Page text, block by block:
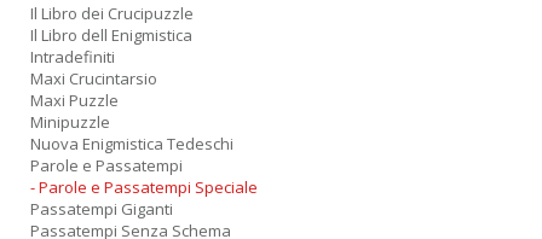
Il Libro dei Crucipuzzle
Il Libro dell Enigmistica
Intradefiniti
Maxi Crucintarsio
Maxi Puzzle
Minipuzzle
Nuova Enigmistica Tedeschi
Parole e Passatempi
- Parole e Passatempi Speciale
Passatempi Giganti
Passatempi Senza Schema